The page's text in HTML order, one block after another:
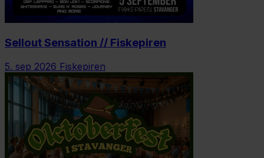
Sellout Sensation // Fiskepiren
5. sep 2026 Fiskepiren